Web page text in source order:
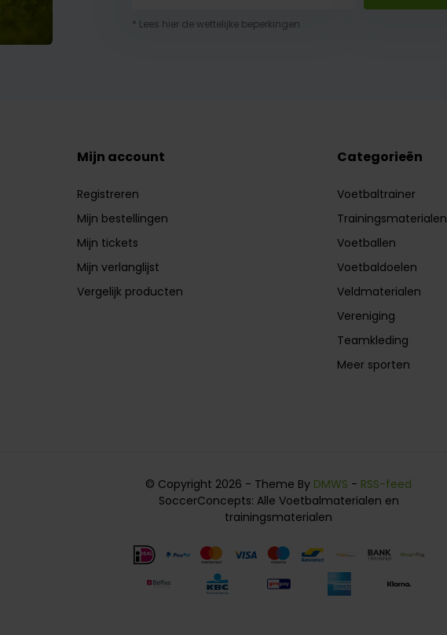
* Lees hier de wettelijke beperkingen
Mijn account
Registreren
Mijn bestellingen
Mijn tickets
Mijn verlanglijst
Vergelijk producten
Categorieën
Voetbaltrainer
Trainingsmaterialen
Voetballen
Voetbaldoelen
Veldmaterialen
Vereniging
Teamkleding
Meer sporten
© Copyright 2026 - Theme By DMWS - RSS-feed
SoccerConcepts: Alle Voetbalmaterialen en
trainingsmaterialen